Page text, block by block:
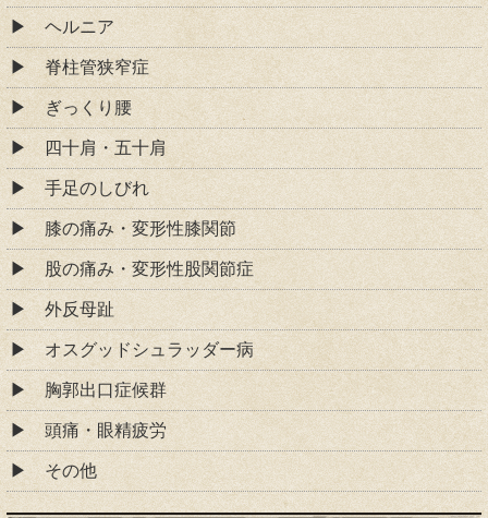
ヘルニア
脊柱管狭窄症
ぎっくり腰
四十肩・五十肩
手足のしびれ
膝の痛み・変形性膝関節
股の痛み・変形性股関節症
外反母趾
オスグッドシュラッダー病
胸郭出口症候群
頭痛・眼精疲労
その他